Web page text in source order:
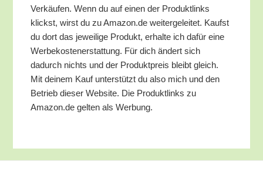
Ver­käu­fen. Wenn du auf einen der Pro­dukt­links
klickst, wirst du zu Amazon.de wei­ter­ge­lei­tet. Kaufst
du dort das jewei­li­ge Pro­dukt, erhal­te ich dafür eine
Wer­be­kos­ten­er­stat­tung. Für dich ändert sich
dadurch nichts und der Pro­dukt­preis bleibt gleich.
Mit dei­nem Kauf unter­stützt du also mich und den
Betrieb die­ser Web­site. Die Pro­dukt­links zu
Amazon.de gel­ten als Werbung.